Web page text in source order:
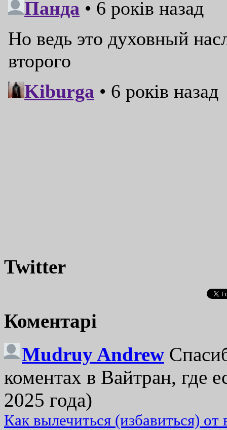
Twitter
Коментарі
Mudruy Andrew
коментах в Вайтран, где
2025 года)
Как вылечиться (избавиться)